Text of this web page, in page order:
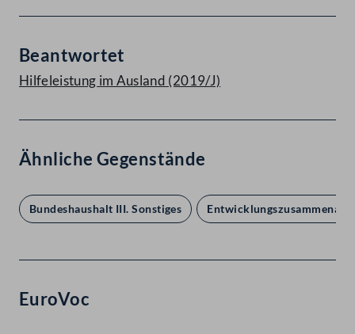
Beantwortet
Hilfeleistung im Ausland (2019/J)
Ähnliche Gegenstände
Bundeshaushalt III. Sonstiges
EuroVoc